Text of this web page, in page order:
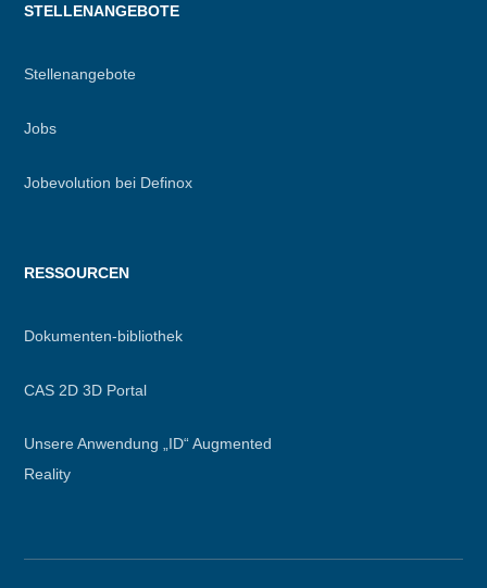
STELLENANGEBOTE
Stellenangebote
Jobs
Jobevolution bei Definox
RESSOURCEN
Dokumenten-bibliothek
CAS 2D 3D Portal
Unsere Anwendung „ID“ Augmented
Reality